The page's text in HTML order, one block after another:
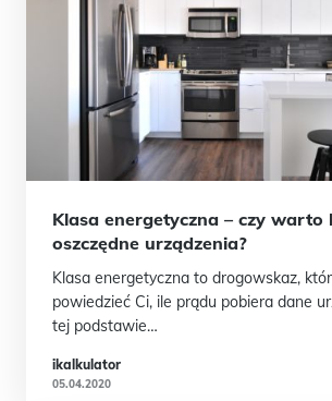
Klasa energetyczna – czy warto
oszczędne urządzenia?
Klasa energetyczna to drogowskaz,
powiedzieć Ci, ile prądu pobiera dane
tej podstawie…
ikalkulator
05.04.2020